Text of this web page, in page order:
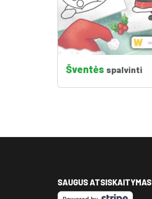
Šventės spalvinti
SAUGUS ATSISKAITYMAS